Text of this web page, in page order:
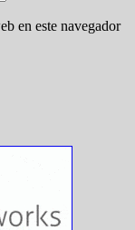
en este navegador